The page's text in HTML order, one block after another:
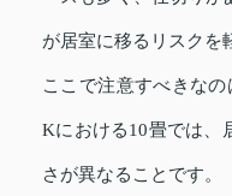
が居室に移るリスクを
ここで注意すべきな
Kにおける10畳では、
さが異なることです。